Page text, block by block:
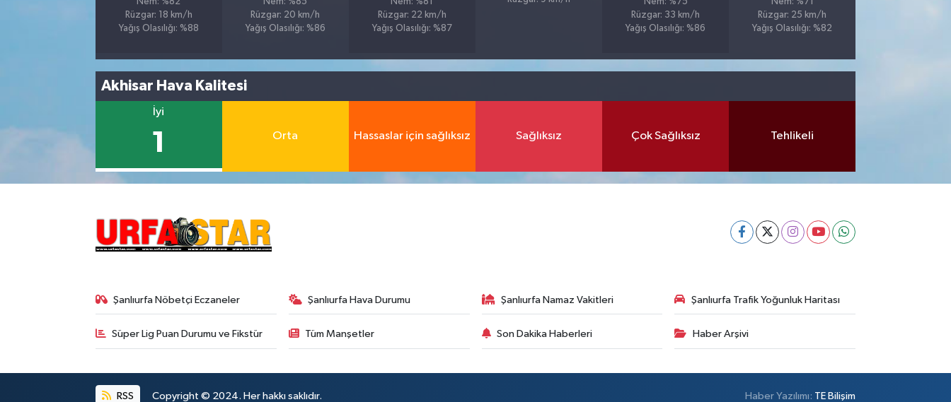
Rüzgar: 18 km/h
Yağış Olasılığı: %88
Rüzgar: 20 km/h
Yağış Olasılığı: %86
Rüzgar: 22 km/h
Yağış Olasılığı: %87
Rüzgar: 33 km/h
Yağış Olasılığı: %86
Rüzgar: 25 km/h
Yağış Olasılığı: %82
Akhisar Hava Kalitesi
İyi
1 Orta Hassaslar için sağlıksız Sağlıksız Çok Sağlıksız Tehlikeli
Şanlıurfa Nöbetçi Eczaneler Şanlıurfa Hava Durumu Şanlıurfa Namaz Vakitleri Şanlıurfa Trafik Yoğunluk Haritası
Süper Lig Puan Durumu ve Fikstür Tüm Manşetler Son Dakika Haberleri Haber Arşivi
RSS Copyright © 2024. Her hakkı saklıdır. Haber Yazılımı: TE Bilişim